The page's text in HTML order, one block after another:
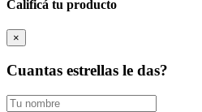
Calificá tu producto
×
Cuantas estrellas le das?